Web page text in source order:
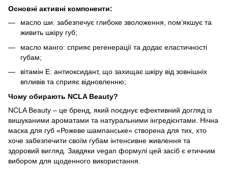
Основні активні компоненти:
масло ши: забезпечує глибоке зволоження, пом’якшує та
живить шкіру губ;
масло манго: сприяє регенерації та додає еластичності
губам;
вітамін Е: антиоксидант, що захищає шкіру від зовнішніх
впливів та сприяє відновленню;
Чому обирають NCLA Beauty?
NCLA Beauty – це бренд, який поєднує ефективний догляд із
вишуканими ароматами та натуральними інгредієнтами. Нічна
маска для губ «Рожеве шампанське» створена для тих, хто
хоче забезпечити своїм губам інтенсивне живлення та
здоровий вигляд. Завдяки vegan формулі цей засіб є етичним
вибором для щоденного використання.